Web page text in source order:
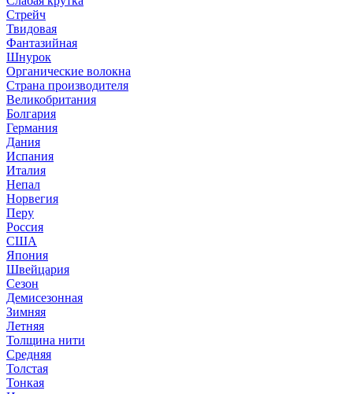
Стрейч
Твидовая
Фантазийная
Шнурок
Органические волокна
Страна производителя
Великобритания
Болгария
Германия
Дания
Испания
Италия
Непал
Норвегия
Перу
Россия
США
Япония
Швейцария
Сезон
Демисезонная
Зимняя
Летняя
Толщина нити
Средняя
Толстая
Тонкая